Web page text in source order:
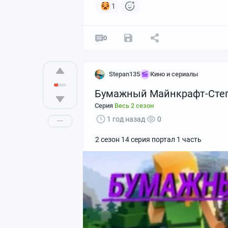
1
0
Stepan135 Кино и сериалы
Бумажный Майнкрафт-
Серия Весь 2 сезон
1 год назад 0
2 сезон 14 серия портал 1 часть